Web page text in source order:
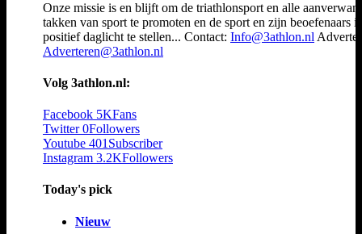
Onze missie is en blijft om de triathlonsport en alle
takken van sport te promoten en de sport en zijn beoefenaars
positief daglicht te stellen... Contact: Info@3athlon.nl
Adverteren@3athlon.nl
Volg 3athlon.nl:
Facebook 5KFans
Twitter 0Followers
Youtube 401 Subscriber
Instagram 3.2KFollowers
Today's pick
Nieuw